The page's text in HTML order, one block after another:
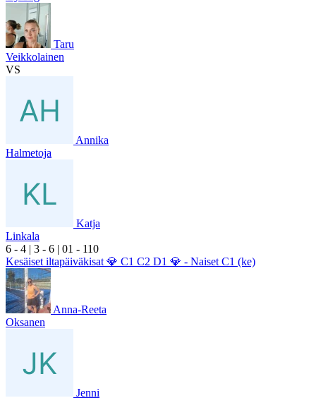
Taru
Veikkolainen
VS
Annika
Halmetoja
Katja
Linkala
6 - 4 | 3 - 6 | 01 - 110
Kesäiset iltapäiväkisat 💎 C1 C2 D1 💎 - Naiset C1 (ke)
Anna-Reeta
Oksanen
Jenni